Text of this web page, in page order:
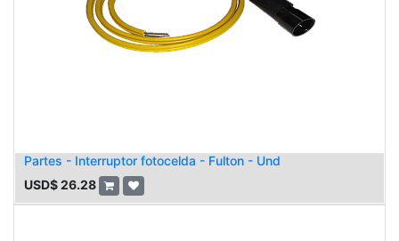
Partes - Interruptor fotocelda - Fulton - Und
USD$26.28